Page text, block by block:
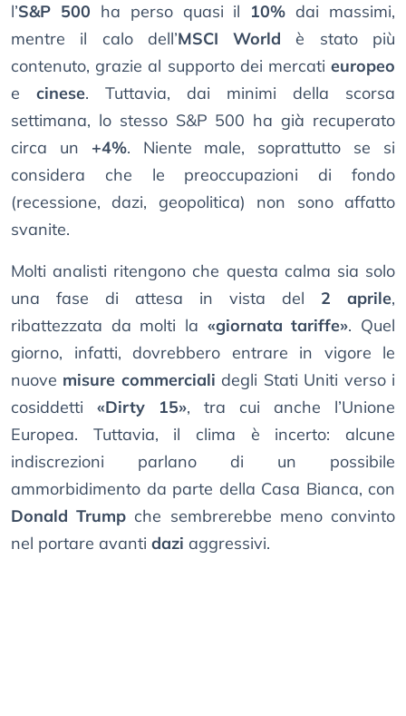
l’S&P 500 ha perso quasi il 10% dai massimi,
mentre il calo dell’MSCI World è stato più
contenuto, grazie al supporto dei mercati europeo
e cinese. Tuttavia, dai minimi della scorsa
settimana, lo stesso S&P 500 ha già recuperato
circa un +4%. Niente male, soprattutto se si
considera che le preoccupazioni di fondo
(recessione, dazi, geopolitica) non sono affatto
svanite.
Molti analisti ritengono che questa calma sia solo
una fase di attesa in vista del 2 aprile,
ribattezzata da molti la «giornata tariffe». Quel
giorno, infatti, dovrebbero entrare in vigore le
nuove misure commerciali degli Stati Uniti verso i
cosiddetti «Dirty 15», tra cui anche l’Unione
Europea. Tuttavia, il clima è incerto: alcune
indiscrezioni parlano di un possibile
ammorbidimento da parte della Casa Bianca, con
Donald Trump che sembrerebbe meno convinto
nel portare avanti dazi aggressivi.